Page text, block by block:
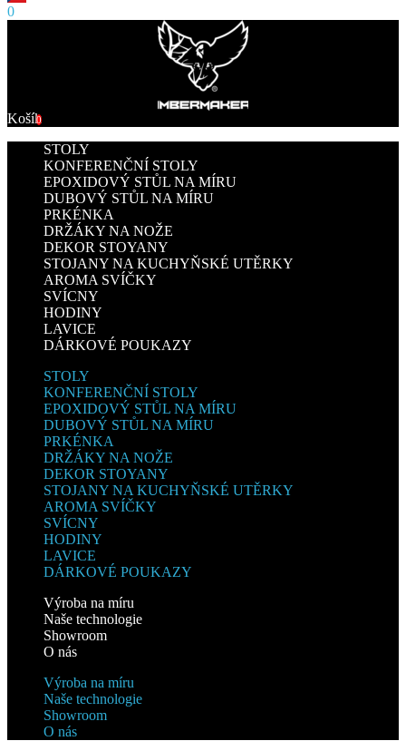
0
Košík
0
STOLY
KONFERENČNÍ STOLY
EPOXIDOVÝ STŮL NA MÍRU
DUBOVÝ STŮL NA MÍRU
PRKÉNKA
DRŽÁKY NA NOŽE
DEKOR STOYANY
STOJANY NA KUCHYŇSKÉ UTĚRKY
AROMA SVÍČKY
SVÍCNY
HODINY
LAVICE
DÁRKOVÉ POUKAZY
STOLY
KONFERENČNÍ STOLY
EPOXIDOVÝ STŮL NA MÍRU
DUBOVÝ STŮL NA MÍRU
PRKÉNKA
DRŽÁKY NA NOŽE
DEKOR STOYANY
STOJANY NA KUCHYŇSKÉ UTĚRKY
AROMA SVÍČKY
SVÍCNY
HODINY
LAVICE
DÁRKOVÉ POUKAZY
Výroba na míru
Naše technologie
Showroom
O nás
Výroba na míru
Naše technologie
Showroom
O nás